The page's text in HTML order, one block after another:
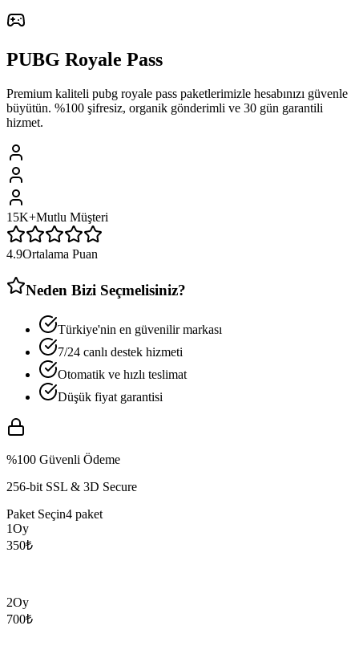
PUBG Royale Pass
Premium kaliteli pubg royale pass paketlerimizle hesabınızı güvenle
büyütün. %100 şifresiz, organik gönderimli ve 30 gün garantili
hizmet.
15K+Mutlu Müşteri
4.9Ortalama Puan
Neden Bizi Seçmelisiniz?
Türkiye'nin en güvenilir markası
7/24 canlı destek hizmeti
Otomatik ve hızlı teslimat
Düşük fiyat garantisi
%100 Güvenli Ödeme
256-bit SSL & 3D Secure
Paket Seçin4 paket
1Oy
350₺
2Oy
700₺